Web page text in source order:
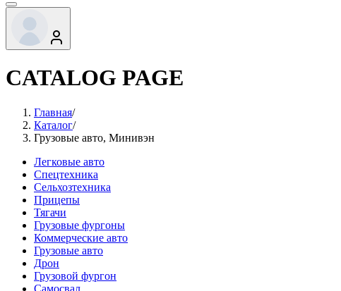
CATALOG PAGE
Главная/
Каталог/
Грузовые авто, Минивэн
Легковые авто
Спецтехника
Сельхозтехника
Прицепы
Тягачи
Грузовые фургоны
Коммерческие авто
Грузовые авто
Дрон
Грузовой фургон
Самосвал